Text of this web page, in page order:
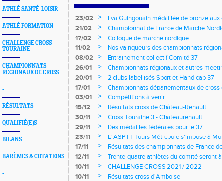
ATHLÉ SANTÉ-LOISIR
ATHLÉ FORMATION
CHALLENGE CROSS
TOURAINE
CHAMPIONNATS
RÉGIONAUX DE CROSS
-
RÉSULTATS
QUALIFIÉ(E)S
BILANS
BARÈMES & COTATIONS
-
23/02 >
Eva Guingouain médaillée de bronze
jeunes
21/02 >
Championnat de France de Marche
17/02
>
Colloque de marche nordique
11/02
>
Nos vainqueurs des championnats
08/02
>
Entrainement collectif Comité 37
26/01
>
Championnats régionaux et autres
20/01
>
2 clubs labellisés Sport et Handicap 37
17/01
>
Championnats départementaux de cross
longs et meetings en salle
03/01 >
Compétitions à venir.
15/12
>
Résultats cross de Château-Renault
30/11
>
Cross Touraine 3 - Chateaurenault
29/11
>
Des médailles fédérales pour le 37
23/11
>
L’ ASPTT Tours Métropole s'impose à
17/11
>
Résultats des championnats de France
12/11
>
Trente-quatre athlètes du comité seront
10/11
>
CHALLENGE CROSS 2021 / 2022
10/11
>
Résultats cross d'Amboise